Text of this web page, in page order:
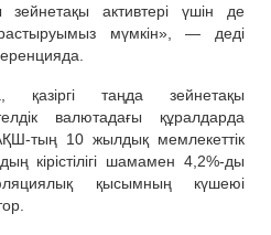
активтері үшін де
мүмкін», — деді
қазіргі таңда зейнетақы
валютадағы құралдарда
тың 10 жылдық мемлекеттік
кірістілігі шамамен 4,2%-ды
қысымның күшеюі